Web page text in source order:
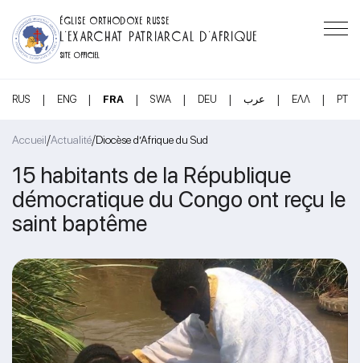
ÉGLISE ORTHODOXE RUSSE
L’EXARCHAT PATRIARCAL D’AFRIQUE
SITE OFFICIEL
RUS | ENG | FRA | SWA | DEU | عرب | ΕΛΛ | PT
Accueil/Actualité/Diocèse d’Afrique du Sud
15 habitants de la République
démocratique du Congo ont reçu le
saint baptême